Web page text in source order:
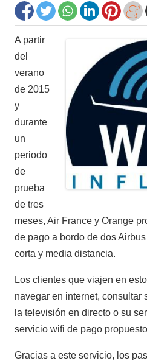
A partir
del
verano
de 2015
y
durante
un
periodo
de
prueba
de tres
meses, Air France y Orange
de pago a bordo de dos
corta y media distancia.
Los clientes que viajen en
navegar en internet, consultar
la televisión en directo o su
servicio wifi de pago
Gracias a este servicio, los